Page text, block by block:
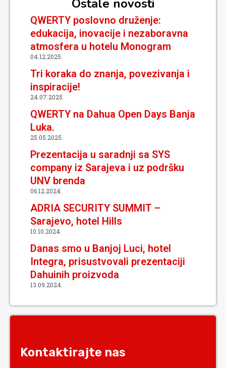
Ostale novosti
QWERTY poslovno druženje:
edukacija, inovacije i nezaboravna
atmosfera u hotelu Monogram
04.12.2025.
Tri koraka do znanja, povezivanja i
inspiracije!
24.07.2025.
QWERTY na Dahua Open Days Banja
Luka.
25.05.2025.
Prezentacija u saradnji sa SYS
company iz Sarajeva i uz podršku
UNV brenda
06.12.2024.
ADRIA SECURITY SUMMIT –
Sarajevo, hotel Hills
10.10.2024.
Danas smo u Banjoj Luci, hotel
Integra, prisustvovali prezentaciji
Dahuinih proizvoda
13.09.2024.
Kontaktirajte nas